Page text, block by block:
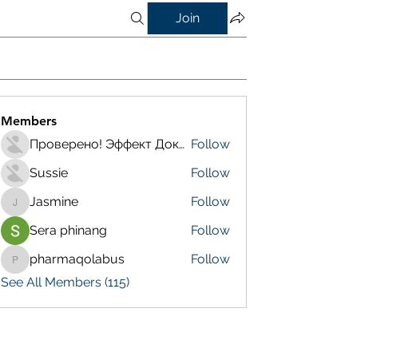
Join
Members
Проверено! Эффект Доказан Follow
Sussie
Follow
Jasmine
Jasmine
Follow
Sera phinang
Follow
pharmaqolabus
pharmaqolabus
Follow
See All Members (115)